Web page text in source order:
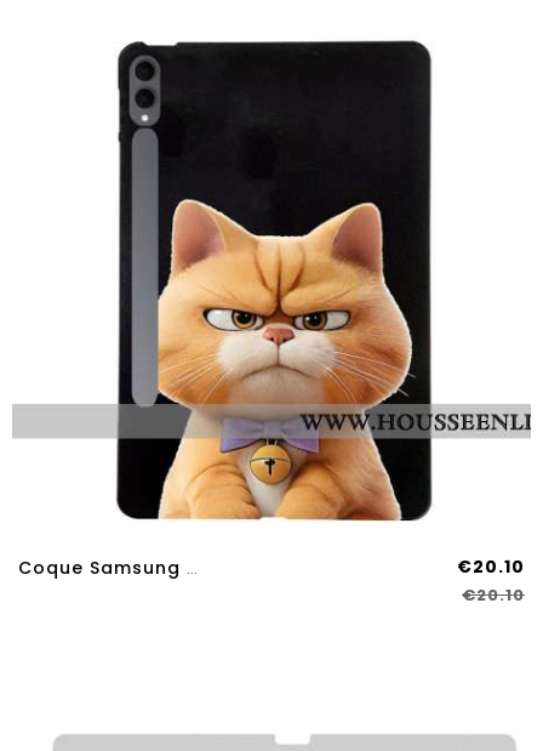
Coque Samsung Galaxy Tab S11 Ultra Garfield €20.10
€20.10